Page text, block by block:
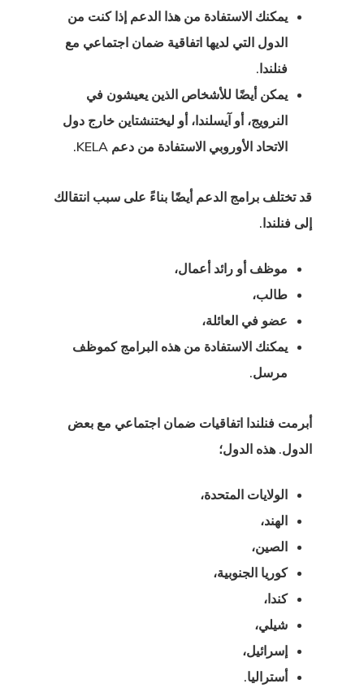
يمكنك الاستفادة من هذا الدعم إذا كنت من
الدول التي لديها اتفاقية ضمان اجتماعي مع
فنلندا.
يمكن أيضًا للأشخاص الذين يعيشون في
النرويج، أو آيسلندا، أو ليختنشتاين خارج دول
الاتحاد الأوروبي الاستفادة من دعم KELA.
قد تختلف برامج الدعم أيضًا بناءً على سبب انتقالك
إلى فنلندا.
موظف أو رائد أعمال،
طالب،
عضو في العائلة،
يمكنك الاستفادة من هذه البرامج كموظف
مرسل.
أبرمت فنلندا اتفاقيات ضمان اجتماعي مع بعض
الدول. هذه الدول؛
الولايات المتحدة،
الهند،
الصين،
كوريا الجنوبية،
كندا،
شيلي،
إسرائيل،
أستراليا.
الإقامة
للاتحاد
– برامج
الإقامة مع
الذهبية
الاستشارات
الوكالة
البيانات
عن
الدفع فشلت